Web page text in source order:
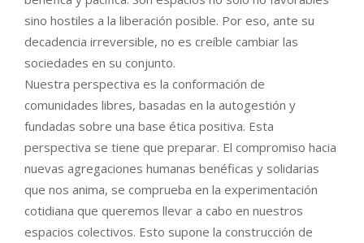
sino hostiles a la liberación posible. Por eso, ante su
decadencia irreversible, no es creíble cambiar las
sociedades en su conjunto.
Nuestra perspectiva es la conformación de
comunidades libres, basadas en la autogestión y
fundadas sobre una base ética positiva. Esta
perspectiva se tiene que preparar. El compromiso hacia
nuevas agregaciones humanas benéficas y solidarias
que nos anima, se comprueba en la experimentación
cotidiana que queremos llevar a cabo en nuestros
espacios colectivos. Esto supone la construcción de